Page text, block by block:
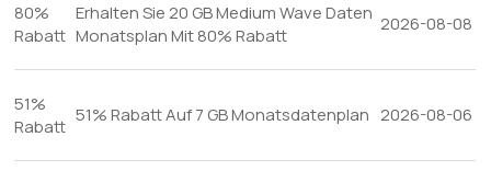
80%
Rabatt
Erhalten Sie 20 GB Medium Wave Daten
Monatsplan Mit 80% Rabatt
2026-08-08
51%
Rabatt
51% Rabatt Auf 7 GB Monatsdatenplan 2026-08-06